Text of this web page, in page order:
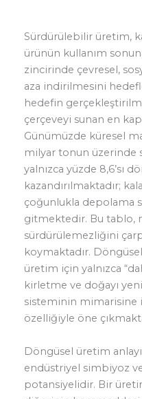
Sürdürülebilir üretim,
ürünün kullanım
zincirinde çevresel,
aza indirilmesini
hedefin
çerçeveyi sunan en
Günümüzde küresel
milyar tonun üzerinde
yalnızca yüzde 8,6’sı
kazandırılmaktadır;
çoğunlukla depolama
gitmektedir. Bu tablo,
sürdürülemezliğini
koymaktadır.
üretim için yalnızca
kirletme ve doğayı
sisteminin mimarisine
özelliğiyle öne
Döngüsel üretim
endüstriyel simbiyoz
potansiyelidir. Bir